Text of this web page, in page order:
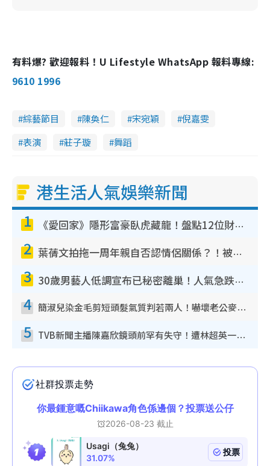
有料爆? 歡迎報料！U Lifestyle WhatsApp 報料專線:
9610 1996
綜藝節目 陳奐仁 宋宛穎
倪嘉雯
表演
莊子璇 舞蹈
港生活人氣娛樂新聞
1 《愛回家》隱形富豪臥虎藏龍！盤點12位財氣逼人的有錢藝人：呢位靚女3億身家唔憂做
2 葉蒨文拍拖一周年親自否認情侶關係？！被質疑感情造假竟稱GM「普通同事」
3 30歲男藝人低調宣布已秘密離巢！人氣急跌變失蹤人口︰「這幾年過得並不容易」
4 簡淑兒染金毛剪短頭髮氣質判若兩人！嚇壞老公麥大力都認唔出：「你做咩事？」
5 TVB新聞主播陳嘉欣鏡頭前罕有失守！遭林超英一句說話突襲嚇親當場大笑